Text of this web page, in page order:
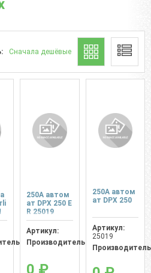
Сначала дешёвые
250A автом
ат DPX 250 E
R 25019
Артикул:
Производитель:
0 ₽
250A автом
ат DPX 250
Артикул:
25019